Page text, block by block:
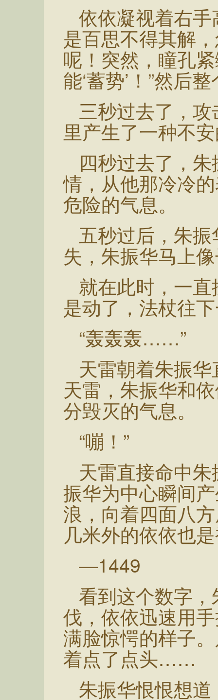
依依凝视着右
是百思不得其解
呢！突然，瞳孔
能‘蓄势’！”然后
三秒过去了，
里产生了一种不
四秒过去了，
情，从他那冷冷
危险的气息。
五秒过后，朱
失，朱振华马上
就在此时，一
是动了，法杖往
“轰轰轰……”
天雷朝着朱振
天雷，朱振华和
分毁灭的气息。
“嘣！”
天雷直接命中
振华为中心瞬间
浪，向着四面八
几米外的依依也
—1449
看到这个数字
伐，依依迅速用
满脸惊愕的样子
着点了点头……
朱振华恨恨想